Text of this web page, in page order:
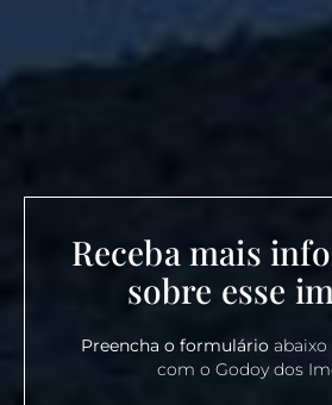
Receba mais
sobre esse
Preencha o formulárioabaixo
com o Godoy dos